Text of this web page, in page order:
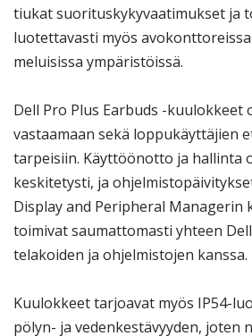
tiukat suorituskykyvaatimukset ja
luotettavasti myös
meluisissa ympäristöissä.
Dell Pro Plus Earbuds -kuulokkeet
vastaamaan sekä loppukäyttäjien
tarpeisiin. Käyttöönotto ja hallinta
keskitetysti, ja
Display and Peripheral Managerin
toimivat saumattomasti yhteen
telakoiden ja ohjelmistojen kanssa.
Kuulokkeet tarjoavat myös IP54-
pölyn- ja vedenkestävyyden, joten